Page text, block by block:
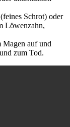
Schrot) oder
Löwenzahn,
auf und
zum Tod.